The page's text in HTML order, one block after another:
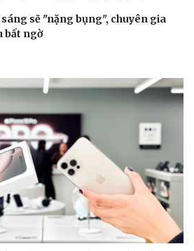
sẽ "nặng bụng", chuyên gia
bất ngờ